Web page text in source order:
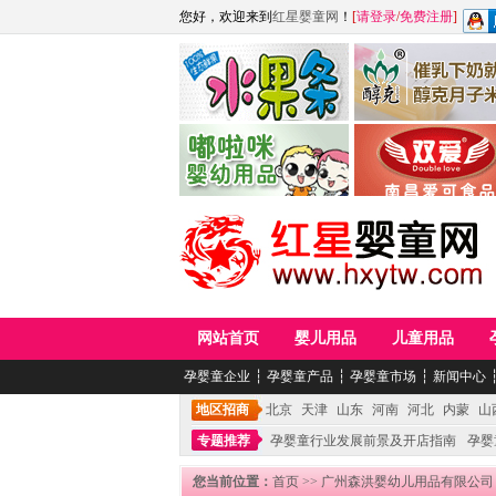
您好，欢迎来到 红星婴童网 ！ [请登录/免费注册]
江西麦嘟嘟食品有限公司
青岛嘟啦咪婴幼儿用品公司
江西醇之客月子米
网站首页 婴儿用品 儿童用品
孕婴童企业 ┆ 孕婴童产品 ┆ 孕婴童市场 ┆ 新闻中心
地区招商 北京 天津 山东 河南 河北 内蒙
山
专题推荐
孕婴童行业发展前景及开店指南 孕
您当前位置： 首页 >> 广州森洪婴幼儿用品有限公司